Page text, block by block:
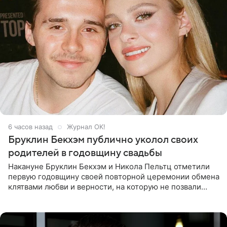
6 часов назад Журнал OK!
Бруклин Бекхэм публично уколол своих
родителей в годовщину свадьбы
Накануне Бруклин Бекхэм и Никола Пельтц отметили
первую годовщину своей повторной церемонии обмена
клятвами любви и верности, на которую не позвали